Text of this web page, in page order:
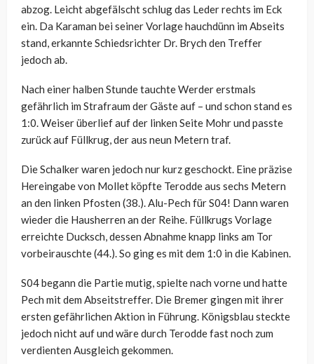
abzog. Leicht abgefälscht schlug das Leder rechts im Eck
ein. Da Karaman bei seiner Vorlage hauchdünn im Abseits
stand, erkannte Schiedsrichter Dr. Brych den Treffer
jedoch ab.
Nach einer halben Stunde tauchte Werder erstmals
gefährlich im Strafraum der Gäste auf – und schon stand es
1:0. Weiser überlief auf der linken Seite Mohr und passte
zurück auf Füllkrug, der aus neun Metern traf.
Die Schalker waren jedoch nur kurz geschockt. Eine präzise
Hereingabe von Mollet köpfte Terodde aus sechs Metern
an den linken Pfosten (38.). Alu-Pech für S04! Dann waren
wieder die Hausherren an der Reihe. Füllkrugs Vorlage
erreichte Ducksch, dessen Abnahme knapp links am Tor
vorbeirauschte (44.). So ging es mit dem 1:0 in die Kabinen.
S04 begann die Partie mutig, spielte nach vorne und hatte
Pech mit dem Abseitstreffer. Die Bremer gingen mit ihrer
ersten gefährlichen Aktion in Führung. Königsblau steckte
jedoch nicht auf und wäre durch Terodde fast noch zum
verdienten Ausgleich gekommen.